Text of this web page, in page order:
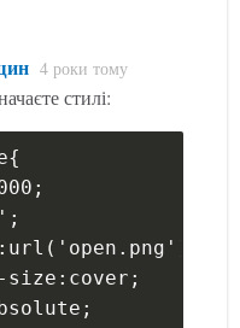
4 роки тому
стилі: